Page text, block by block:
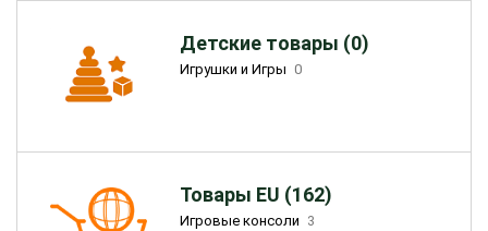
Детские товары (0)
Игрушки и Игры 0
Товары EU (162)
Игровые консоли 3